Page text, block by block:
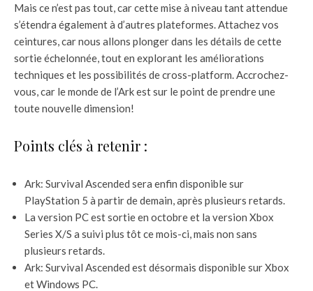
Mais ce n’est pas tout, car cette mise à niveau tant attendue
s’étendra également à d’autres plateformes. Attachez vos
ceintures, car nous allons plonger dans les détails de cette
sortie échelonnée, tout en explorant les améliorations
techniques et les possibilités de cross-platform. Accrochez-
vous, car le monde de l’Ark est sur le point de prendre une
toute nouvelle dimension!
Points clés à retenir :
Ark: Survival Ascended sera enfin disponible sur
PlayStation 5 à partir de demain, après plusieurs retards.
La version PC est sortie en octobre et la version Xbox
Series X/S a suivi plus tôt ce mois-ci, mais non sans
plusieurs retards.
Ark: Survival Ascended est désormais disponible sur Xbox
et Windows PC.